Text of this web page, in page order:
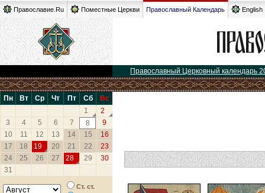
Православие.Ru Поместные Церкви Православный Календарь English
Православный Церковный календарь
Пн Вт Ср Чт Пт Сб
Вс
1
2
3
4 5 6 7 8
9
10
11 12 13 14 15
16
17
18 19 20 21 22
23
24
25 26 27 28 29
30
31
Ст. ст.